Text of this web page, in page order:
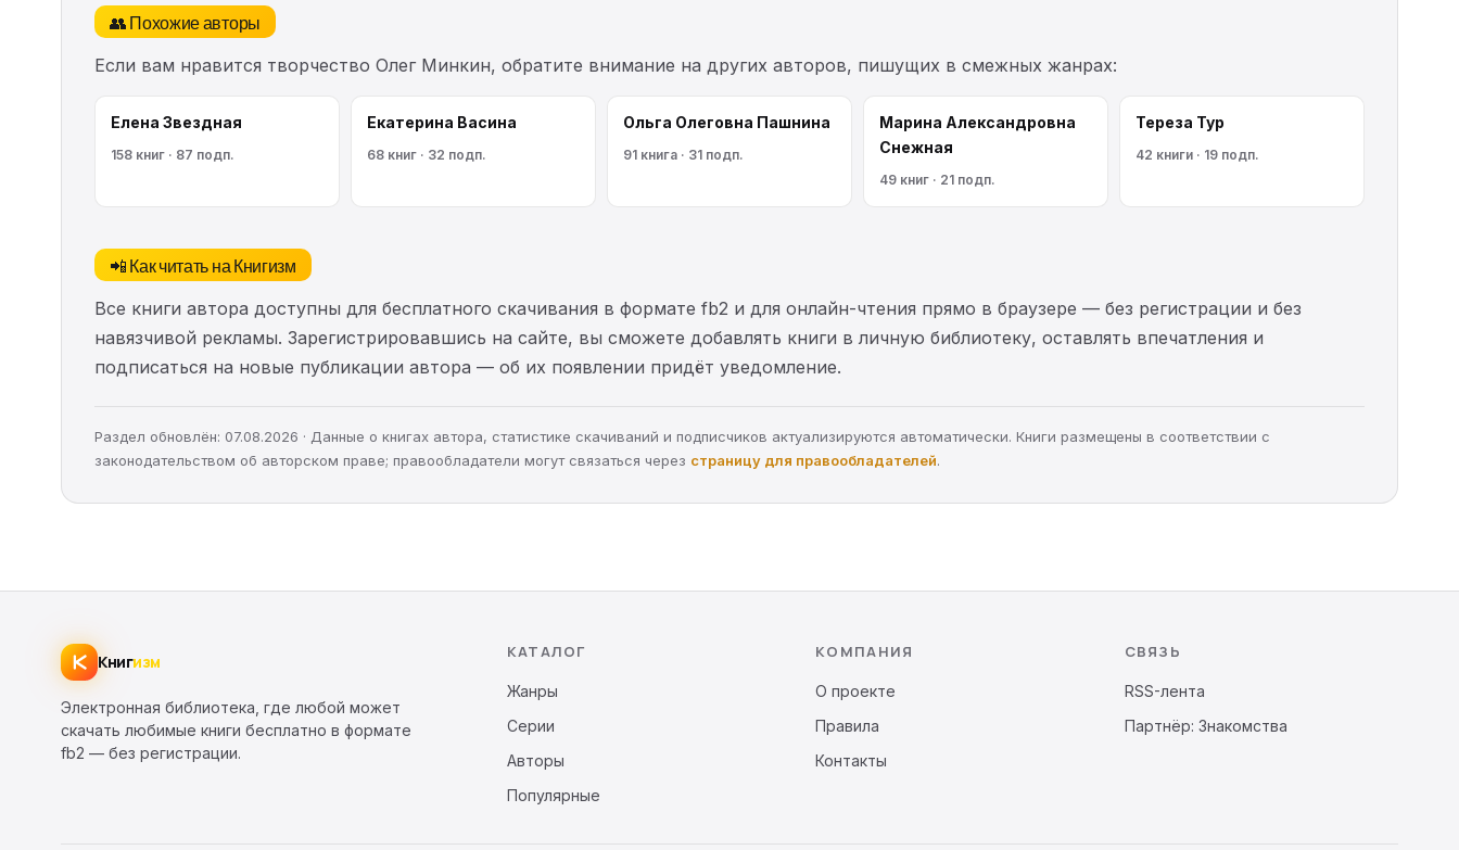
👥 Похожие авторы
Если вам нравится творчество Олег Минкин, обратите внимание на других авторов, пишущих в смежных жанрах:
Елена Звездная
158 книг · 87 подп.
Екатерина Васина
68 книг · 32 подп.
Ольга Олеговна Пашнина
91 книга · 31 подп.
Марина Александровна
Снежная
49 книг · 21 подп.
Тереза Тур
42 книги · 19 подп.
📲 Как читать на Книгизм
Все книги автора доступны для бесплатного скачивания в формате fb2 и для онлайн-чтения прямо в браузере — без регистрации и без
навязчивой рекламы. Зарегистрировавшись на сайте, вы сможете добавлять книги в личную библиотеку, оставлять впечатления и
подписаться на новые публикации автора — об их появлении придёт уведомление.
Раздел обновлён: 07.08.2026 · Данные о книгах автора, статистике скачиваний и подписчиков актуализируются автоматически. Книги размещены в соответствии с
законодательством об авторском праве; правообладатели могут связаться через страницу для правообладателей.
Книгизм
Электронная библиотека, где любой может
скачать любимые книги бесплатно в формате
fb2 — без регистрации.
КАТАЛОГ
Жанры
Серии
Авторы
Популярные
КОМПАНИЯ
О проекте
Правила
Контакты
СВЯЗЬ
RSS-лента
Партнёр: Знакомства